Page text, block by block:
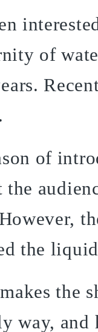
of
of
the
the
the
way, and